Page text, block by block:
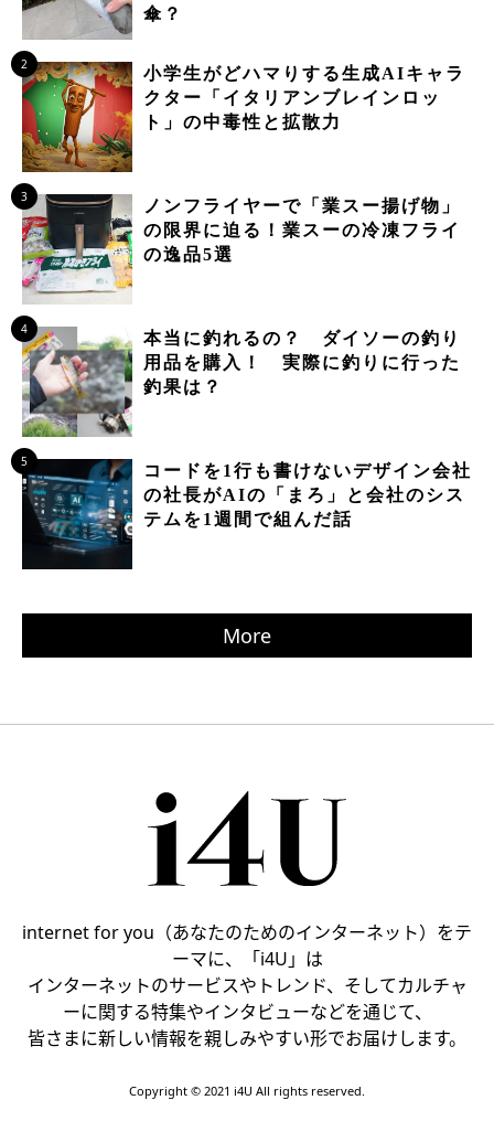
傘？
2
小学生がどハマりする生成AIキャラ
クター「イタリアンブレインロッ
ト」の中毒性と拡散力
3
ノンフライヤーで「業スー揚げ物」
の限界に迫る！業スーの冷凍フライ
の逸品5選
4
本当に釣れるの？ ダイソーの釣り
用品を購入！ 実際に釣りに行った
釣果は？
5
コードを1行も書けないデザイン会社
の社長がAIの「まろ」と会社のシス
テムを1週間で組んだ話
More
internet for you（あなたのためのインターネット）をテ
ーマに、「i4U」は
インターネットのサービスやトレンド、そしてカルチャ
ーに関する特集やインタビューなどを通じて、
皆さまに新しい情報を親しみやすい形でお届けします。
Copyright © 2021 i4U All rights reserved.